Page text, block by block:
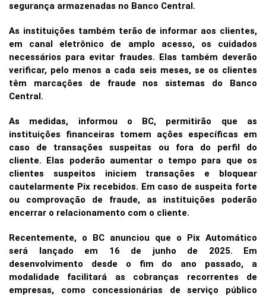
segurança armazenadas no Banco Central.
As instituições também terão de informar aos clientes,
em canal eletrônico de amplo acesso, os cuidados
necessários para evitar fraudes. Elas também deverão
verificar, pelo menos a cada seis meses, se os clientes
têm marcações de fraude nos sistemas do Banco
Central.
As medidas, informou o BC, permitirão que as
instituições financeiras tomem ações específicas em
caso de transações suspeitas ou fora do perfil do
cliente. Elas poderão aumentar o tempo para que os
clientes suspeitos iniciem transações e bloquear
cautelarmente Pix recebidos. Em caso de suspeita forte
ou comprovação de fraude, as instituições poderão
encerrar o relacionamento com o cliente.
Recentemente, o BC anunciou que o Pix Automático
será lançado em 16 de junho de 2025. Em
desenvolvimento desde o fim do ano passado, a
modalidade facilitará as cobranças recorrentes de
empresas, como concessionárias de serviço público